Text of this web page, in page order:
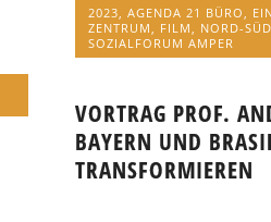
2023,AGENDA 21 BÜRO,
ZENTRUM, FILM, NORD-
SOZIALFORUM AMPER
VORTRAG PROF.
BAYERN UND
TRANSFORMIEREN